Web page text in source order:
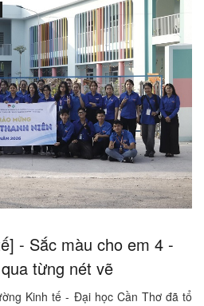
- Sắc màu cho em 4 -
từng nét vẽ
Kinh tế - Đại học Cần Thơ đã tổ